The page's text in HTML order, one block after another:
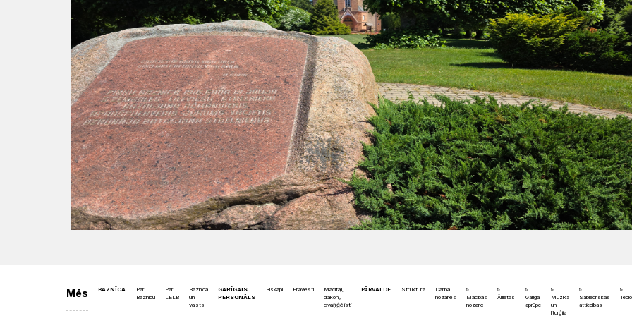
Mēs BAZNĪCA
Par
Baznīcu
Par
LELB
Baznīca
un
valsts
GARĪGAIS
PERSONĀLS
Bīskapi Prāvesti
Mācītāji,
diakoni,
evaņģēlisti
PĀRVALDE Struktūra
Darba
nozares
Mācības
nozare
Ārlietas
Garīgā
aprūpe
Mūzika
un
liturģija
Sabiedriskās
attiecības